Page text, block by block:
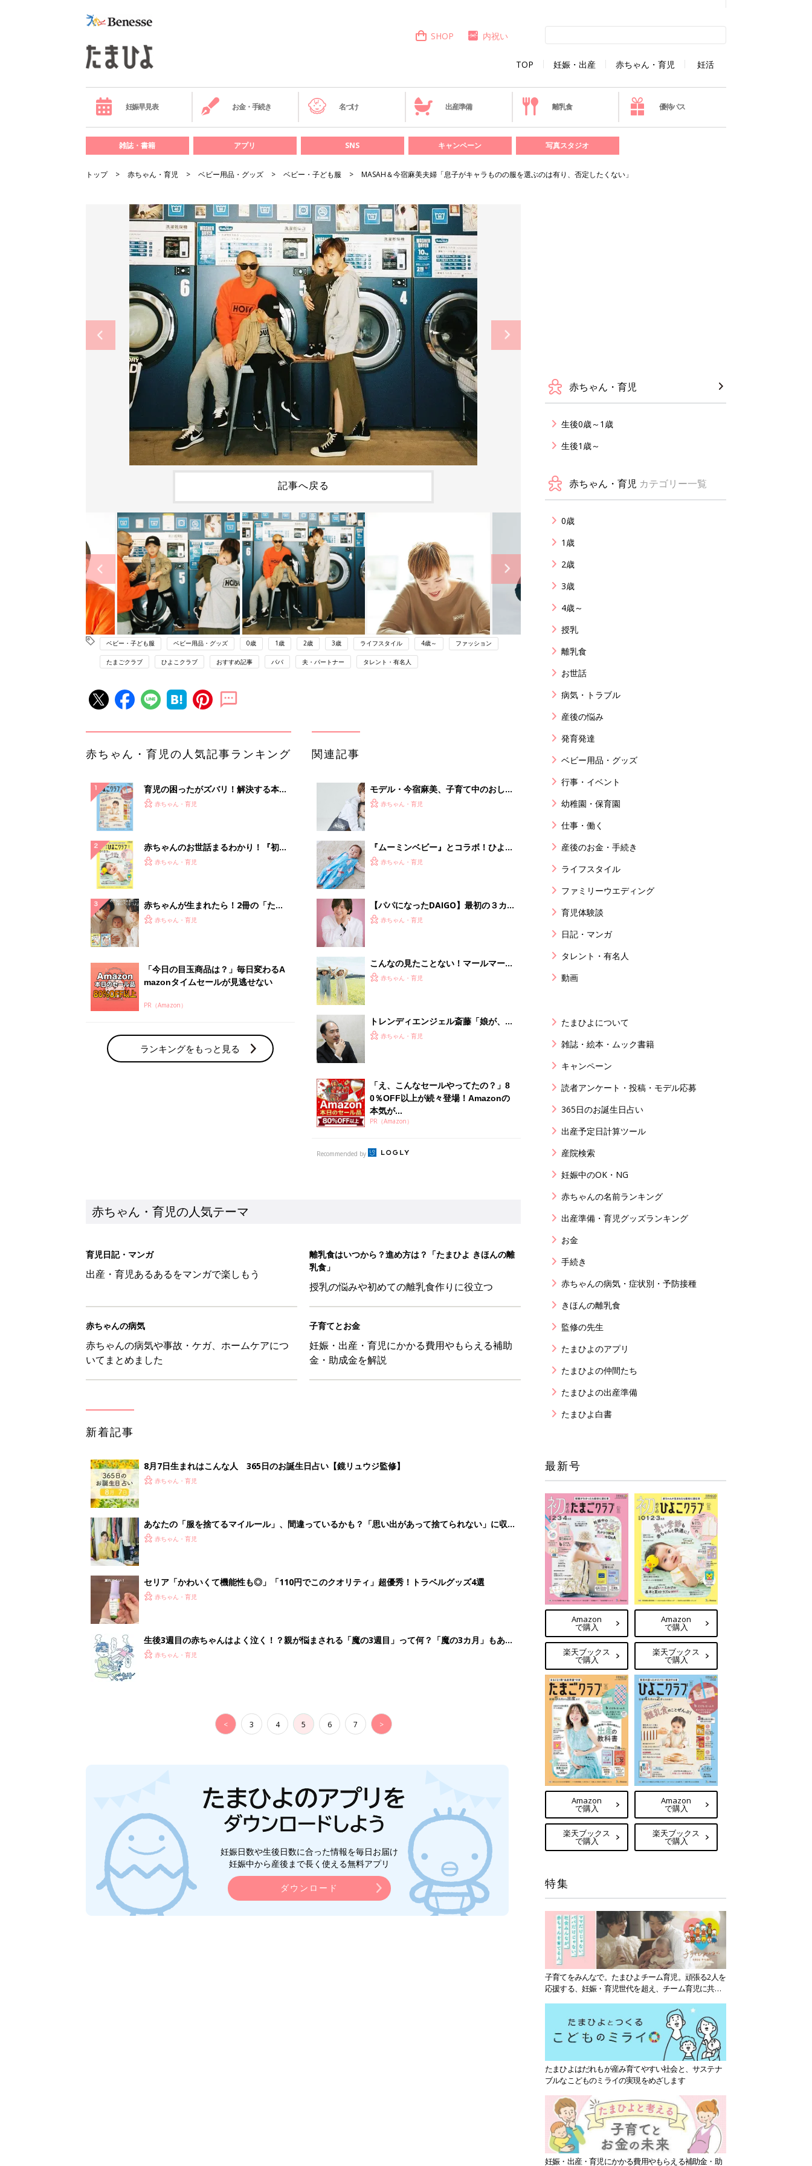
TOP 妊娠・出産 赤ちゃん・育児 妊活
SHOP 内祝い
妊娠早見表 お金・手続き 名づけ 出産準備 離乳食 優待パス
雑誌・書籍 アプリ SNS キャンペーン 写真スタジオ
トップ 赤ちゃん・育児 ベビー用品・グッズ ベビー・子ども服 MASAH＆今宿麻美夫婦「息子がキャラものの服を選ぶのは有り、否定したくない」
記事へ戻る
ベビー・子ども服 ベビー用品・グッズ 0歳 1歳 2歳 3歳 ライフスタイル 4歳～ ファッション
たまごクラブ ひよこクラブ おすすめ記事 パパ 夫・パートナー タレント・有名人
赤ちゃん・育児の人気記事ランキング
育児の困ったがズバリ！解決する本
『ひよこクラブ 秋号』 4カ月～2才
赤ちゃん・育児
赤ちゃんのお世話まるわかり！『初め
てのひよこクラブ 夏号』〈巻頭大特
解決テク
赤ちゃん・育児
赤ちゃんが生まれたら！2冊の「たま
ひよ」
赤ちゃん・育児
「今日の目玉商品は？」毎日変わるA
mazonタイムセールが見逃せない
PR（Amazon）
ランキングをもっと見る
関連記事
モデル・今宿麻美、子育て中のおしゃ
れは「動きやすさとシルエット」
赤ちゃん・育児
『ムーミンベビー』とコラボ！ひよこ
クラブ11月号を買えば「あったかフリ
赤ちゃん・育児
【パパになったDAIGO】最初の３カ月
は睡眠不足。自分も頑張るつもりが大
赤ちゃん・育児
こんなの見たことない！マールマール
のプレイウェアがデビュー♪どろんこ
赤ちゃん・育児
トレンディエンジェル斎藤「娘が、薄
毛男性に『パパ！パパ！』って連呼し
赤ちゃん・育児
「え、こんなセールやってたの？」8
0％OFF以上が続々登場！Amazonの
本気が...
PR（Amazon）
Recommended by
赤ちゃん・育児の人気テーマ
育児日記・マンガ
出産・育児あるあるをマンガで楽しもう
離乳食はいつから？進め方は？「たまひよ きほんの離
乳食」
授乳の悩みや初めての離乳食作りに役立つ
赤ちゃんの病気
赤ちゃんの病気や事故・ケガ、ホームケアにつ
いてまとめました
子育てとお金
妊娠・出産・育児にかかる費用やもらえる補助
金・助成金を解説
新着記事
8月7日生まれはこんな人 365日のお誕生日占い【鏡リュウジ監修】
赤ちゃん・育児
あなたの「服を捨てるマイルール」、間違っているかも？「思い出があって捨てられない」に収納
スタイリストが喝！
赤ちゃん・育児
セリア「かわいくて機能性も◎」「110円でこのクオリティ」超優秀！トラベルグッズ4選
赤ちゃん・育児
生後3週目の赤ちゃんはよく泣く！？親が悩まされる「魔の3週目」って何？「魔の3カ月」もある
って本当？【専門家】
赤ちゃん・育児
< 3 4 5 6 7 >
妊娠日数や生後日数に合った情報を毎日お届け
妊娠中から産後まで長く使える無料アプリ
ダウンロード
赤ちゃん・育児
生後0歳～1歳
生後1歳～
赤ちゃん・育児 カテゴリー一覧
0歳
1歳
2歳
3歳
4歳～
授乳
離乳食
お世話
病気・トラブル
産後の悩み
発育発達
ベビー用品・グッズ
行事・イベント
幼稚園・保育園
仕事・働く
産後のお金・手続き
ライフスタイル
ファミリーウエディング
育児体験談
日記・マンガ
タレント・有名人
動画
たまひよについて
雑誌・絵本・ムック書籍
キャンペーン
読者アンケート・投稿・モデル応募
365日のお誕生日占い
出産予定日計算ツール
産院検索
妊娠中のOK・NG
赤ちゃんの名前ランキング
出産準備・育児グッズランキング
お金
手続き
赤ちゃんの病気・症状別・予防接種
きほんの離乳食
監修の先生
たまひよのアプリ
たまひよの仲間たち
たまひよの出産準備
たまひよ白書
最新号
Amazon
で購入
楽天ブックス
で購入
Amazon
で購入
楽天ブックス
で購入
Amazon
で購入
楽天ブックス
で購入
Amazon
で購入
楽天ブックス
で購入
特集
子育てをみんなで。たまひよチーム育児。頑張る2人を
応援する、妊娠・育児世代を超え、チーム育児に共感
たまひよはだれもが産み育てやすい社会と、サステナ
ブルなこどものミライの実現をめざします
妊娠・出産・育児にかかる費用やもらえる補助金・助